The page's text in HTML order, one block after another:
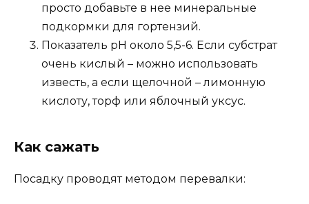
просто добавьте в нее минеральные
подкормки для гортензий.
Показатель pH около 5,5-6. Если субстрат
очень кислый – можно использовать
известь, а если щелочной – лимонную
кислоту, торф или яблочный уксус.
Как сажать
Посадку проводят методом перевалки: